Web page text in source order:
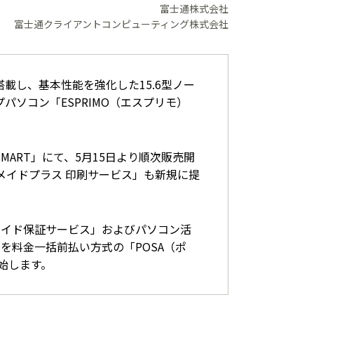
富士通株式会社
富士通クライアントコンピューティング株式会社
し、基本性能を強化した15.6型ノー
ソコン「ESPRIMO（エスプリモ）
」にて、5月15日より順次販売開
ドプラス 印刷サービス」も新規に提
ド保証サービス」およびパソコン活
料金一括前払い方式の「POSA（ポ
ます。